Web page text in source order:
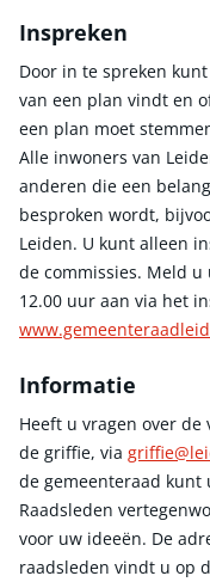
Inspreken
Door in te spreken
van een plan vindt en
een plan moet
Alle inwoners van
anderen die een
besproken wordt,
Leiden. U kunt alleen
de commissies. Meld
12.00 uur aan via het
Informatie
Heeft u vragen over
de griffie, via
de gemeenteraad kunt
Raadsleden
voor uw ideeën. De
raadsleden vindt u op